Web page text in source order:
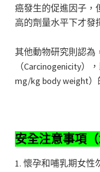
癌發生的促進因子，
高的劑量水平下才發
其他動物研究則認為
（Carcinogenicity）
mg/kg body weight）
安全注意事項（
1. 懷孕和哺乳期女性